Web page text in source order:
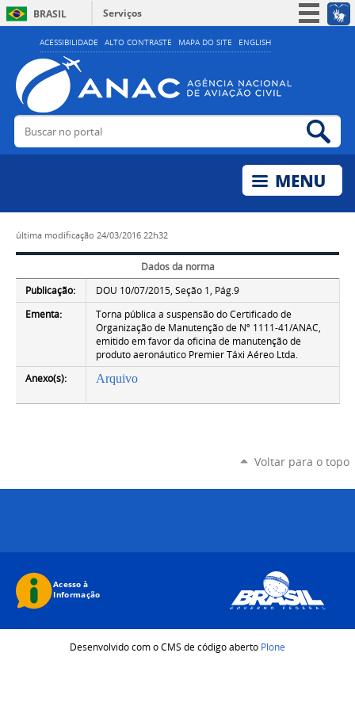
ACESSIBILIDADE ALTO CONTRASTE MAPA DO SITE ENGLISH
BRASIL
Serviços
Simplifique!
Acesso à informação
Legislação
Buscar no portal
última modificação 24/03/2016 22h32
Dados da norma
Publicação:
DOU 10/07/2015, Seção 1, Pág.9
Ementa:
Torna pública a suspensão do Certificado de
Organização de Manutenção de Nº 1111-41/ANAC,
emitido em favor da oficina de manutenção de
produto aeronáutico Premier Táxi Aéreo Ltda.
Anexo(s):
Arquivo
Voltar para o topo
Desenvolvido com o CMS de código aberto Plone